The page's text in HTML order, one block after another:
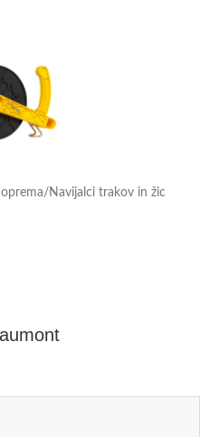
/ Navijalci trakov in žic